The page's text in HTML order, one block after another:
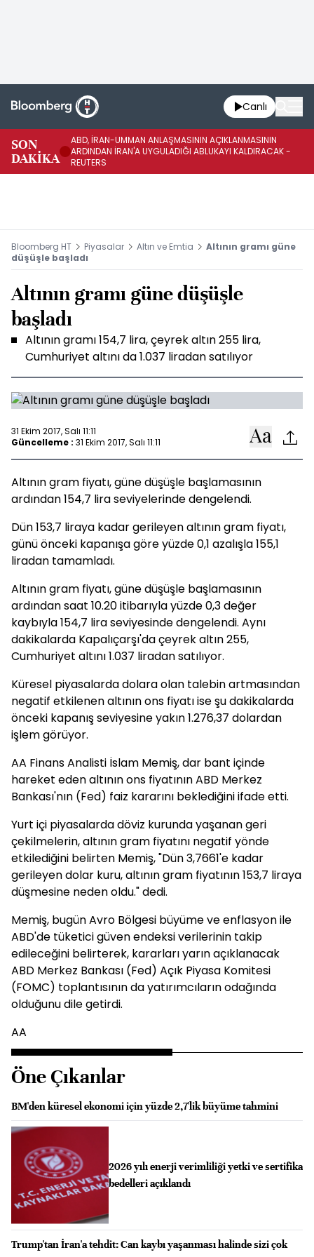
Canlı
SON
DAKİKA
ABD, İRAN-UMMAN ANLAŞMASININ AÇIKLANMASININ
ARDINDAN İRAN'A UYGULADIĞI ABLUKAYI KALDIRACAK -
REUTERS
Bloomberg HT Piyasalar Altın ve Emtia
Altının gramı güne
düşüşle başladı
Altının gramı güne düşüşle
başladı
Altının gramı 154,7 lira, çeyrek altın 255 lira,
Cumhuriyet altını da 1.037 liradan satılıyor
31 Ekim 2017, Salı 11:11
Güncelleme : 31 Ekim 2017, Salı 11:11
Altının gram fiyatı, güne düşüşle başlamasının
ardından 154,7 lira seviyelerinde dengelendi.
Dün 153,7 liraya kadar gerileyen altının gram fiyatı,
günü önceki kapanışa göre yüzde 0,1 azalışla 155,1
liradan tamamladı.
Altının gram fiyatı, güne düşüşle başlamasının
ardından saat 10.20 itibarıyla yüzde 0,3 değer
kaybıyla 154,7 lira seviyesinde dengelendi. Aynı
dakikalarda Kapalıçarşı'da çeyrek altın 255,
Cumhuriyet altını 1.037 liradan satılıyor.
Küresel piyasalarda dolara olan talebin artmasından
negatif etkilenen altının ons fiyatı ise şu dakikalarda
önceki kapanış seviyesine yakın 1.276,37 dolardan
işlem görüyor.
AA Finans Analisti İslam Memiş, dar bant içinde
hareket eden altının ons fiyatının ABD Merkez
Bankası'nın (Fed) faiz kararını beklediğini ifade etti.
Yurt içi piyasalarda döviz kurunda yaşanan geri
çekilmelerin, altının gram fiyatını negatif yönde
etkilediğini belirten Memiş, "Dün 3,7661'e kadar
gerileyen dolar kuru, altının gram fiyatının 153,7 liraya
düşmesine neden oldu." dedi.
Memiş, bugün Avro Bölgesi büyüme ve enflasyon ile
ABD'de tüketici güven endeksi verilerinin takip
edileceğini belirterek, kararları yarın açıklanacak
ABD Merkez Bankası (Fed) Açık Piyasa Komitesi
(FOMC) toplantısının da yatırımcıların odağında
olduğunu dile getirdi.
AA
Öne Çıkanlar
BM'den küresel ekonomi için yüzde 2,7'lik büyüme tahmini
2026 yılı enerji verimliliği yetki ve sertifika
bedelleri açıklandı
Trump'tan İran'a tehdit: Can kaybı yaşanması halinde sizi çok